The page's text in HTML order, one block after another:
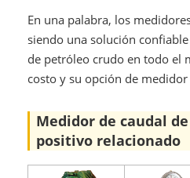
En una palabra, los
siendo una solución
de petróleo crudo en todo el
costo y su opción de
Medidor de caudal
positivo relacionado